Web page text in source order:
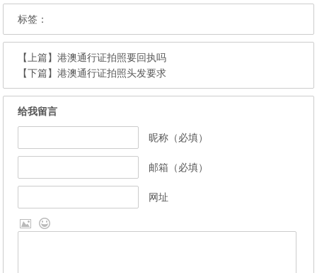
标签：
【上篇】港澳通行证拍照要回执吗
【下篇】港澳通行证拍照头发要求
给我留言
昵称（必填）
邮箱（必填）
网址